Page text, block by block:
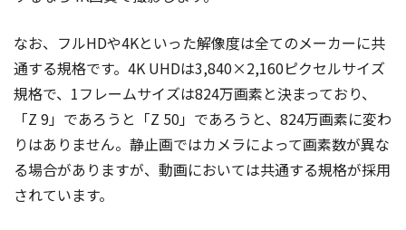
なお、フルHDや4Kといった解像度は全てのメーカーに共
通する規格です。4K UHDは3,840×2,160ピクセルサイズ
規格で、1フレームサイズは824万画素と決まっており、
「Z 9」であろうと「Z 50」であろうと、824万画素に変わ
りはありません。静止画ではカメラによって画素数が異な
る場合がありますが、動画においては共通する規格が採用
されています。